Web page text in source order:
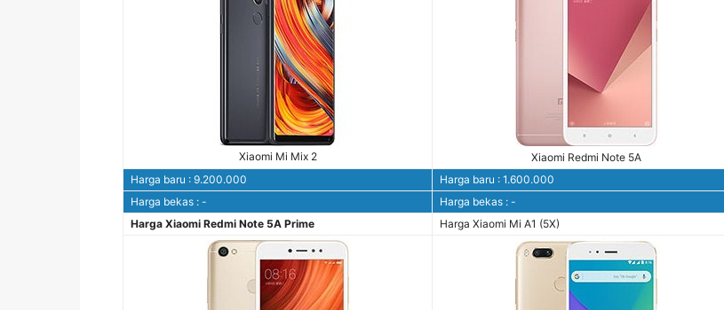
Xiaomi Mi Mix 2
Xiaomi Redmi Note 5A
Harga baru : 9.200.000
Harga baru : 1.600.000
Harga bekas : -
Harga bekas : -
Harga Xiaomi Redmi Note 5A Prime
Harga Xiaomi Mi A1 (5X)